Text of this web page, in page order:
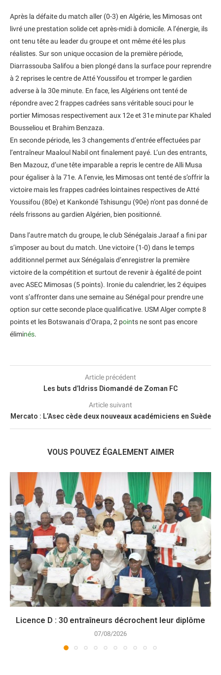
Après la défaite du match aller (0-3) en Algérie, les Mimosas ont
livré une prestation solide cet après-midi à domicile. A l’énergie, ils
ont tenu tête au leader du groupe et ont même été les plus
réalistes. Sur son unique occasion de la première période,
Diarrassouba Salifou a bien plongé dans la surface pour reprendre
à 2 reprises le centre de Atté Youssifou et tromper le gardien
adverse à la 30e minute. En face, les Algériens ont tenté de
répondre avec 2 frappes cadrées sans véritable souci pour le
portier Mimosas respectivement aux 12e et 31e minute par Khaled
Bousseliou et Brahim Benzaza.
En seconde période, les 3 changements d’entrée effectuées par
l’entraîneur Maaloul Nabil ont finalement payé. L’un des entrants,
Ben Mazouz, d’une tête imparable a repris le centre de Alli Musa
pour égaliser à la 71e. A l’envie, les Mimosas ont tenté de s’offrir la
victoire mais les frappes cadrées lointaines respectives de Atté
Youssifou (80e) et Kankondé Tshisungu (90e) n’ont pas donné de
réels frissons au gardien Algérien, bien positionné.
Dans l’autre match du groupe, le club Sénégalais Jaraaf a fini par
s’imposer au bout du match. Une victoire (1-0) dans le temps
additionnel permet aux Sénégalais d’enregistrer la première
victoire de la compétition et surtout de revenir à égalité de point
avec ASEC Mimosas (5 points). Ironie du calendrier, les 2 équipes
vont s’affronter dans une semaine au Sénégal pour prendre une
option sur cette seconde place qualificative. USM Alger compte 8
points et les Botswanais d’Orapa, 2 points ne sont pas encore
éliminés.
Article précédent
Les buts d’Idriss Diomandé de Zoman FC
Article suivant
Mercato : L’Asec cède deux nouveaux académiciens en Suède
VOUS POUVEZ ÉGALEMENT AIMER
Licence D : 30 entraîneurs décrochent leur diplôme
07/08/2026